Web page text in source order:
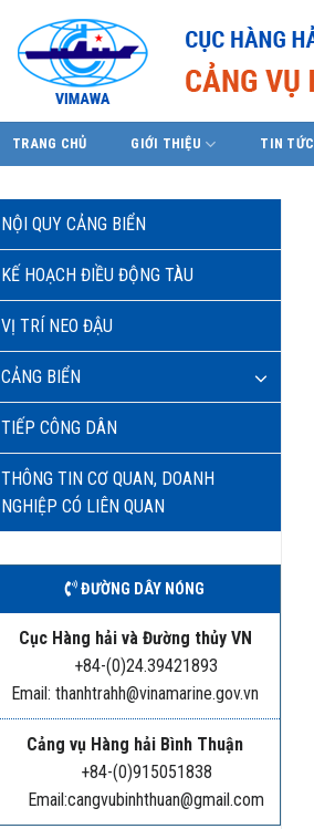
TRANG CHỦ GIỚI THIỆU TIN TỨC
NỘI QUY CẢNG BIỂN
KẾ HOẠCH ĐIỀU ĐỘNG TÀU
VỊ TRÍ NEO ĐẬU
CẢNG BIỂN
TIẾP CÔNG DÂN
THÔNG TIN CƠ QUAN, DOANH
NGHIỆP CÓ LIÊN QUAN
ĐƯỜNG DÂY NÓNG
Cục Hàng hải và Đường thủy VN
+84-(0)24.39421893
Email: thanhtrahh@vinamarine.gov.vn
Cảng vụ Hàng hải Bình Thuận
+84-(0)915051838
Email:cangvubinhthuan@gmail.com